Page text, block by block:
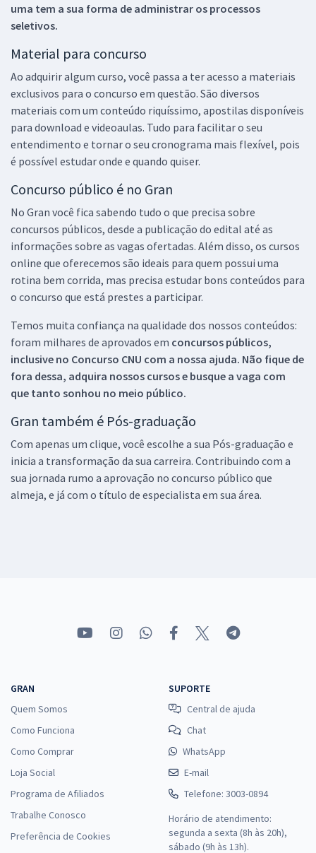
uma tem a sua forma de administrar os processos
seletivos.
Material para concurso
Ao adquirir algum curso, você passa a ter acesso a materiais
exclusivos para o concurso em questão. São diversos
materiais com um conteúdo riquíssimo, apostilas disponíveis
para download e videoaulas. Tudo para facilitar o seu
entendimento e tornar o seu cronograma mais flexível, pois
é possível estudar onde e quando quiser.
Concurso público é no Gran
No Gran você fica sabendo tudo o que precisa sobre
concursos públicos, desde a publicação do edital até as
informações sobre as vagas ofertadas. Além disso, os cursos
online que oferecemos são ideais para quem possui uma
rotina bem corrida, mas precisa estudar bons conteúdos para
o concurso que está prestes a participar.
Temos muita confiança na qualidade dos nossos conteúdos:
foram milhares de aprovados em concursos públicos,
inclusive no Concurso CNU com a nossa ajuda. Não fique de
fora dessa, adquira nossos cursos e busque a vaga com
que tanto sonhou no meio público.
Gran também é Pós-graduação
Com apenas um clique, você escolhe a sua Pós-graduação e
inicia a transformação da sua carreira. Contribuindo com a
sua jornada rumo a aprovação no concurso público que
almeja, e já com o título de especialista em sua área.
GRAN
Quem Somos
Como Funciona
Como Comprar
Loja Social
Programa de Afiliados
Trabalhe Conosco
Preferência de Cookies
SUPORTE
Central de ajuda
Chat
WhatsApp
E-mail
Telefone: 3003-0894
Horário de atendimento:
segunda a sexta (8h às 20h),
sábado (9h às 13h).